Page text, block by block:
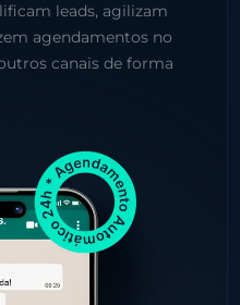
leads, agilizam
agendamentos no
canais de forma